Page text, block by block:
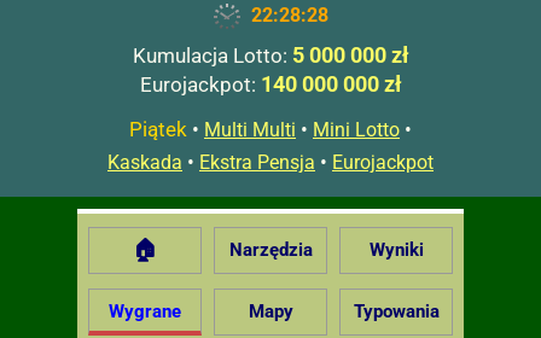
22:28:29
Kumulacja Lotto: 5 000 000 zł
Eurojackpot: 140 000 000 zł
Piątek • Multi Multi • Mini Lotto •
Kaskada • Ekstra Pensja • Eurojackpot
🏠 Narzędzia Wyniki
Wygrane Mapy Typowania